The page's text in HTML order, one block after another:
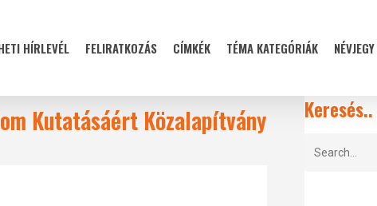
HÍRLEVÉL FELIRATKOZÁS CÍMKÉK TÉMA KATEGÓRIÁK NÉVJEGY
Kutatásáért Közalapítvány Keresés..